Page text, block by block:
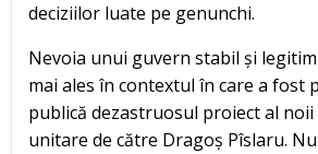
deciziilor luate pe genunchi.
Nevoia unui guvern stabil și
mai ales în contextul în care a fost
publică dezastruosul proiect al
unitare de către Dragoș Pîslaru.